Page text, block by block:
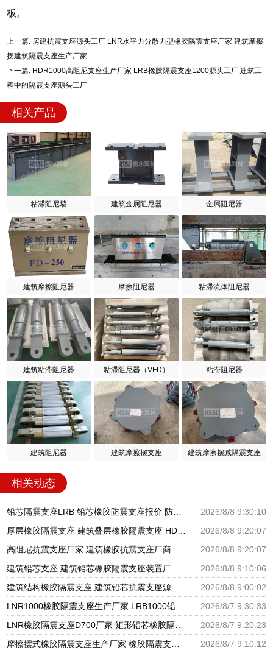
板。
上一篇: 房建抗震支座源头工厂 LNR水平力分散力型橡胶隔震支座厂家 建筑摩擦
摆建筑隔震支座生产厂家
下一篇: HDR1000高阻尼支座生产厂家 LRB橡胶隔震支座1200源头工厂 建筑工
程中的隔震支座源头工厂
相关产品
粘滞阻尼墙 建筑金属阻尼器 金属阻尼器
建筑摩擦阻尼器 摩擦阻尼器 粘滞流体阻尼器
建筑粘滞阻尼器 粘滞阻尼器（VFD） 粘滞阻尼器
建筑阻尼器 建筑摩擦摆支座 建筑摩擦摆减隔震支座
相关动态
2026/8/8 9:30:10
2026/8/8 9:20:07
2026/8/8 9:20:07
2026/8/8 9:10:06
2026/8/8 9:00:02
2026/8/7 9:30:33
2026/8/7 9:20:23
2026/8/7 9:10:12